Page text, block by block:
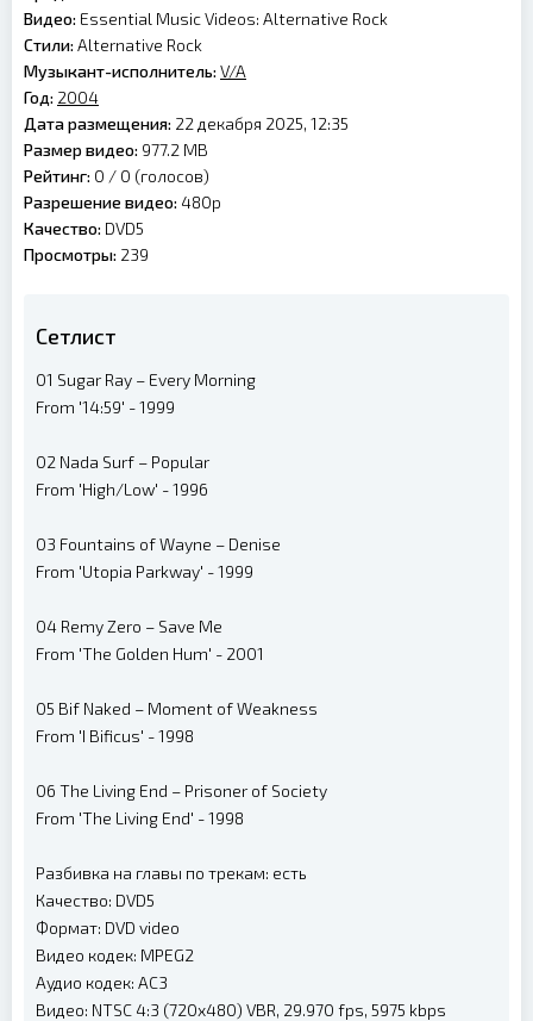
Видео: Essential Music Videos: Alternative Rock
Стили: Alternative Rock
Музыкант-исполнитель: V/A
Год: 2004
Дата размещения: 22 декабря 2025, 12:35
Размер видео: 977.2 MB
Рейтинг: 0 / 0 (голосов)
Разрешение видео: 480p
Качество: DVD5
Просмотры: 239
Сетлист
01 Sugar Ray – Every Morning
From '14:59' - 1999
02 Nada Surf – Popular
From 'High/Low' - 1996
03 Fountains of Wayne – Denise
From 'Utopia Parkway' - 1999
04 Remy Zero – Save Me
From 'The Golden Hum' - 2001
05 Bif Naked – Moment of Weakness
From 'I Bificus' - 1998
06 The Living End – Prisoner of Society
From 'The Living End' - 1998
Разбивка на главы по трекам: есть
Качество: DVD5
Формат: DVD video
Видео кодек: MPEG2
Аудио кодек: AC3
Видео: NTSC 4:3 (720x480) VBR, 29.970 fps, 5975 kbps